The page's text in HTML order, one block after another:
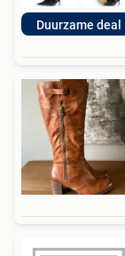
Duurzame deal